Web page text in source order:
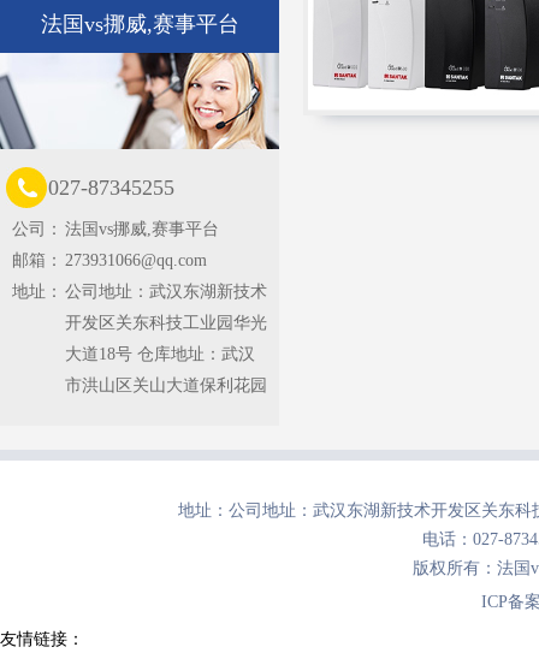
法国vs挪威,赛事平台
027-87345255
公司： 法国vs挪威,赛事平台
邮箱： 273931066@qq.com
地址： 公司地址：武汉东湖新技术
开发区关东科技工业园华光
大道18号 仓库地址：武汉
市洪山区关山大道保利花园
地址：公司地址：武汉东湖新技术开发区关东
电话：027-
版权所有：法
ICP备
友情链接：